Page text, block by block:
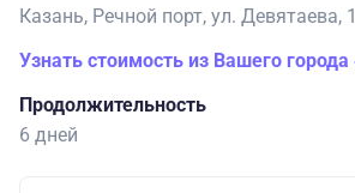
Казань, Речной порт, ул. Девятаева, 1
Узнать стоимость из Вашего города
Продолжительность
6 дней